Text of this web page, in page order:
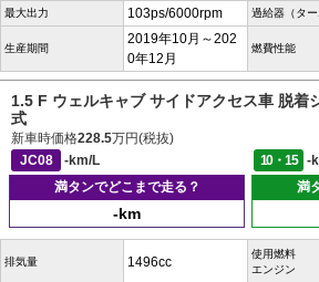
最大出力 103ps/6000rpm 過給器（ター
生産期間
2019年10月～202
0年12月
燃費性能
1.5 F ウェルキャブ サイドアクセス車 脱着
式
新車時価格228.5万円(税抜)
JC08
-km/L 10・15
-
満タンでどこまで走る？
-km
満
排気量 1496cc
使用燃料
エンジン